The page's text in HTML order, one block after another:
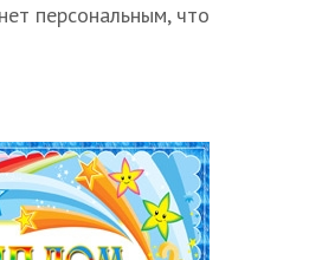
персональным, что